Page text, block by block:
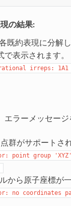
の結果:
既約表現に分解
で表示されます。
irreps: 1A1
エラーメッセー
群がサポートさ
point group 'XYZ'
から原子座標が
no coordinates